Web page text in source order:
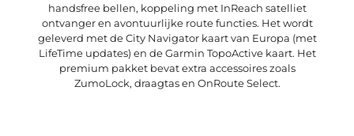
handsfree bellen, koppeling met InReach satelliet
ontvanger en avontuurlijke route functies. Het wordt
geleverd met de City Navigator kaart van Europa (met
LifeTime updates) en de Garmin TopoActive kaart. Het
premium pakket bevat extra accessoires zoals
ZumoLock, draagtas en OnRoute Select.